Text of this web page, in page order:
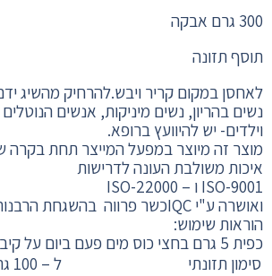
300 גרם אבקה
תוסף תזונה
לאחסן במקום קריר ויבש.להרחיק מהשיג
נשים בהריון, נשים מיניקות, אנשים
וילדים- יש להיוועץ ברופא.
מוצר זה מיוצר במפעל המייצר תחת בקרה
איכות משולבת העונה לדרישות
ISO-9001 ו – ISO-22000
ואושרה ע"י IQCכשר פרווה בהשגחת הרבנות גליל תחתון
הוראות שימוש:
כפית 5 גרם בחצי כוס מים פעם ביום על קיבה ריקה.
סימון תזונתי
ל – 100 גר